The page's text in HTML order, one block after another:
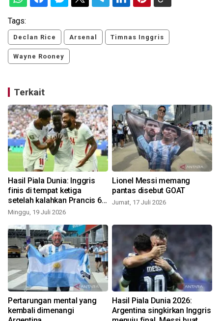
Tags:
Declan Rice Arsenal Timnas Inggris
Wayne Rooney
Terkait
Hasil Piala Dunia: Inggris
finis di tempat ketiga
setelah kalahkan Prancis 6-
4
Minggu, 19 Juli 2026
Lionel Messi memang
pantas disebut GOAT
Jumat, 17 Juli 2026
Pertarungan mental yang
kembali dimenangi
Hasil Piala Dunia 2026:
Argentina singkirkan Inggris